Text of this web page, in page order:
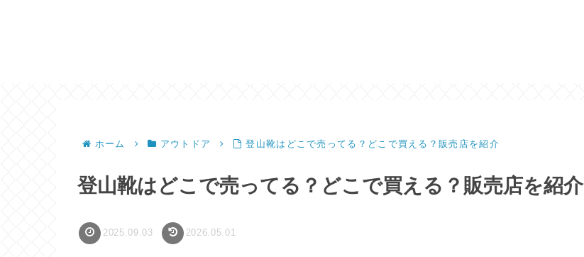
ホーム アウトドア 登山靴はどこで売ってる？どこで買える？販売店を紹介
登山靴はどこで売ってる？どこで買える？販売店を紹介
2025.09.03 2026.05.01